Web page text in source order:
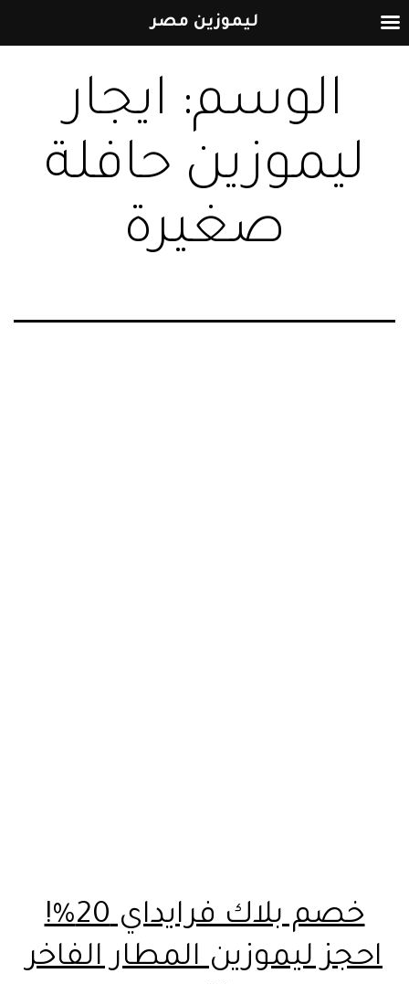
إلى
المحتوىالوسم: ايجار
ليموزين حافلة
صغيرة
خصم بلاك فرايداي 20%!
احجز ليموزين المطار الفاخر
ليموزين مصر